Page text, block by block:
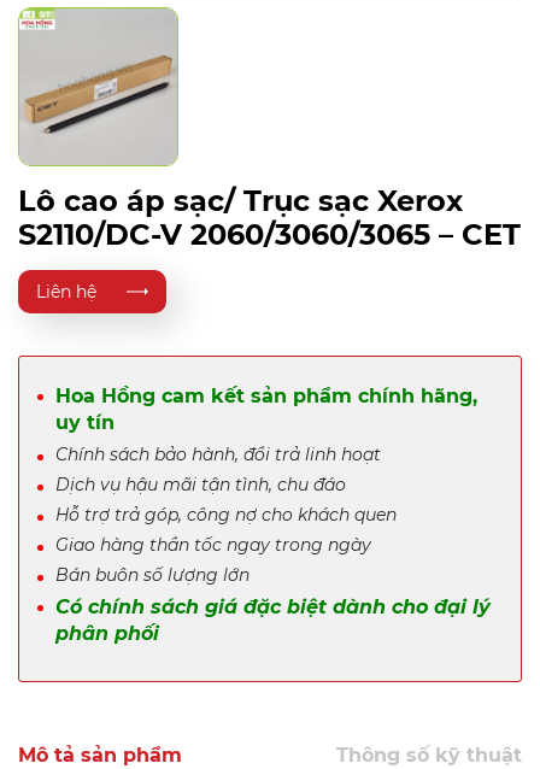
Lô cao áp sạc/ Trục sạc Xerox
S2110/DC-V 2060/3060/3065 – CET
Liên hệ
Hoa Hồng cam kết sản phẩm chính hãng,
uy tín
Chính sách bảo hành, đổi trả linh hoạt
Dịch vụ hậu mãi tận tình, chu đáo
Hỗ trợ trả góp, công nợ cho khách quen
Giao hàng thần tốc ngay trong ngày
Bán buôn số lượng lớn
Có chính sách giá đặc biệt dành cho đại lý
phân phối
Mô tả sản phẩm Thông số kỹ thuật